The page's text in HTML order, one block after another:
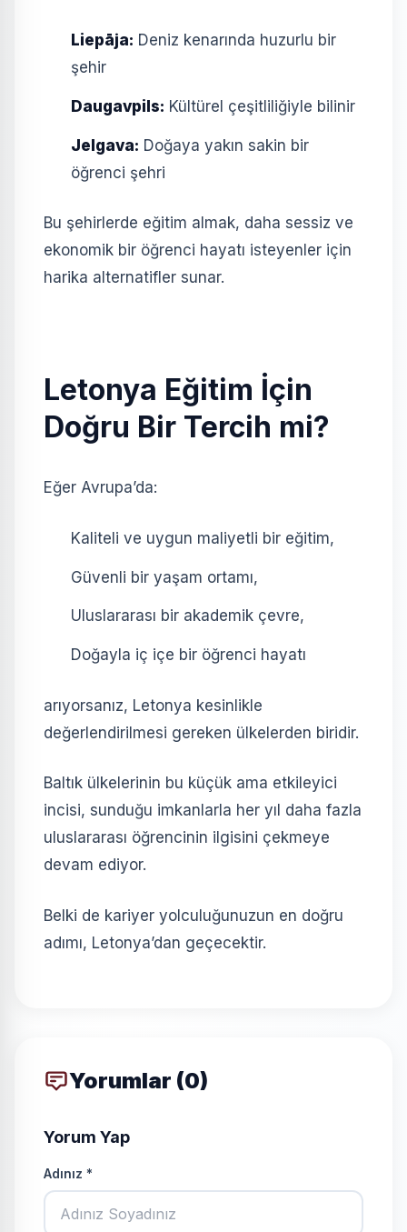
Liepāja: Deniz kenarında huzurlu bir
şehir
Daugavpils: Kültürel çeşitliliğiyle bilinir
Jelgava: Doğaya yakın sakin bir
öğrenci şehri
Bu şehirlerde eğitim almak, daha sessiz ve
ekonomik bir öğrenci hayatı isteyenler için
harika alternatifler sunar.
Letonya Eğitim İçin
Doğru Bir Tercih mi?
Eğer Avrupa’da:
Kaliteli ve uygun maliyetli bir eğitim,
Güvenli bir yaşam ortamı,
Uluslararası bir akademik çevre,
Doğayla iç içe bir öğrenci hayatı
arıyorsanız, Letonya kesinlikle
değerlendirilmesi gereken ülkelerden biridir.
Baltık ülkelerinin bu küçük ama etkileyici
incisi, sunduğu imkanlarla her yıl daha fazla
uluslararası öğrencinin ilgisini çekmeye
devam ediyor.
Belki de kariyer yolculuğunuzun en doğru
adımı, Letonya’dan geçecektir.
Yorumlar (0)
Yorum Yap
Adınız *